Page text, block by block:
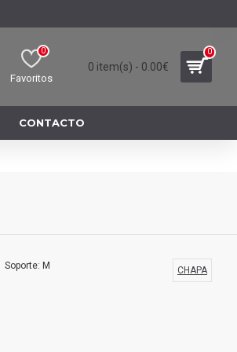
Favoritos
0
0 item(s) - 0.00€
0
CONTACTO
Soporte: M CHAPA